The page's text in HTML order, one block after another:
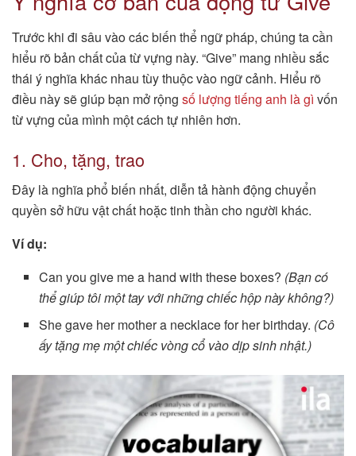
Trước khi đi sâu vào các biến thể ngữ pháp, chúng ta cần
hiểu rõ bản chất của từ vựng này. “Give” mang nhiều sắc
thái ý nghĩa khác nhau tùy thuộc vào ngữ cảnh. Hiểu rõ
điều này sẽ giúp bạn mở rộng số lượng tiếng anh là gì vốn
từ vựng của mình một cách tự nhiên hơn.
1. Cho, tặng, trao
Đây là nghĩa phổ biến nhất, diễn tả hành động chuyển
quyền sở hữu vật chất hoặc tinh thần cho người khác.
Ví dụ:
Can you give me a hand with these boxes? (Bạn có
thể giúp tôi một tay với những chiếc hộp này không?)
She gave her mother a necklace for her birthday. (Cô
ấy tặng mẹ một chiếc vòng cổ vào dịp sinh nhật.)